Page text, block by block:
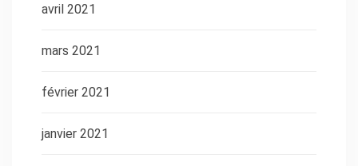
avril 2021
mars 2021
février 2021
janvier 2021